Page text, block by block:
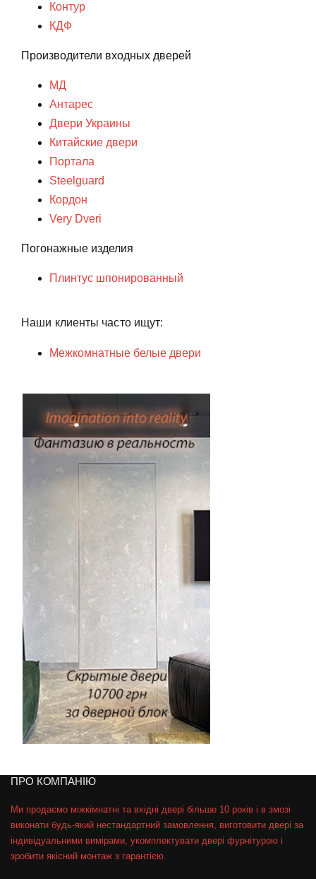
Контур
КДФ
Производители входных дверей
МД
Антарес
Двери Украины
Китайские двери
Портала
Steelguard
Кордон
Very Dveri
Погонажные изделия
Плинтус шпонированный
Наши клиенты часто ищут:
Межкомнатные белые двери
ПРО КОМПАНІЮ
Ми продаємо міжкімнатні та вхідні двері більше 10 років і в змозі
виконати будь-який нестандартний замовлення, виготовити двері за
індивідуальними вимірами, укомплектувати двері фурнітурою і
зробити якісний монтаж з гарантією.